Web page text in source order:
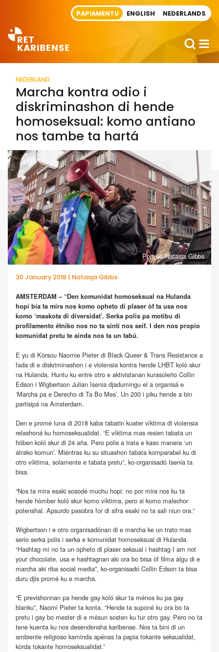
PAPIAMENTU ENGLISH NEDERLANDS
NEDERLAND
Marcha kontra odio i
diskriminashon di hende
homoseksual: komo antiano
nos tambe ta hartá
Portrèt: Natasja Gibbs
30 January 2018 | Natasja Gibbs
AMSTERDAM – “Den komunidat homoseksual na Hulanda
hopi bia ta mira nos komo opheto di plaser òf ta usa nos
komo ‘maskota di diversidat’. Serka polis pa motibu di
profilamento étniko nos no ta sinti nos seif. I den nos propio
komunidat pretu te ainda nos ta un tabú.
E yu di Kòrsou Naomie Pieter di Black Queer & Trans Resistance a
fada di e diskriminashon i e violensia kontra hende LHBT koló skur
na Hulanda. Huntu ku entre otro e aktivistanan kurasoleño Collin
Edson i Wigbertson Julian Isenia djadumingu el a organisá e
‘Marcha pa e Derecho di Ta Bo Mes’. Un 200 i piku hende a bin
partisipá na Amsterdam.
Den e promé luna di 2018 kaba tabatin kuater víktima di violensia
relashoná ku homoseksualidat. “E víktima mas resien tabata un
hóben koló skur di 24 aña. Pero polis a trata e kaso manera ‘un
atrako komun’. Miéntras ku su situashon tabata komparabel ku di
otro víktima, solamente e tabata pretu”, ko-organisadó Isenia ta
bisa.
“Nos ta mira esaki sosodé muchu hopi: no por mira nos ku ta
hende hòmber koló skur komo víktima, pero si komo malechor
potenshal. Apsurdo pasobra for di sifra esaki no ta sali niun ora.”
Wigbertson i e otro organisadónan di e marcha ke un trato mas
serio serka polis i serka e komunidat homoseksual di Hulanda.
“Hashtag mi no ta un opheto di plaser seksual i hashtag I am not
your chocolate, usa e hashtagnan aki ora bo bisa òf filma algu di e
marcha aki riba social media”, ko-organisadó Collin Edson ta bisa
duru djis promé ku e marcha.
“E previshonnan pa hende gay koló skur ta ménos ku pa gay
blanku”, Naomi Pieter ta konta. “Hende ta suponé ku ora bo ta
pretu i gay bo mester di e mésun sosten ku tur otro gay. Pero no ta
tene kuenta ku nos desendensha karibense. Nos ta bini di un
ambiente religioso kaminda apénas ta papia tokante seksualidat,
kòrda tokante homoseksualidat.”